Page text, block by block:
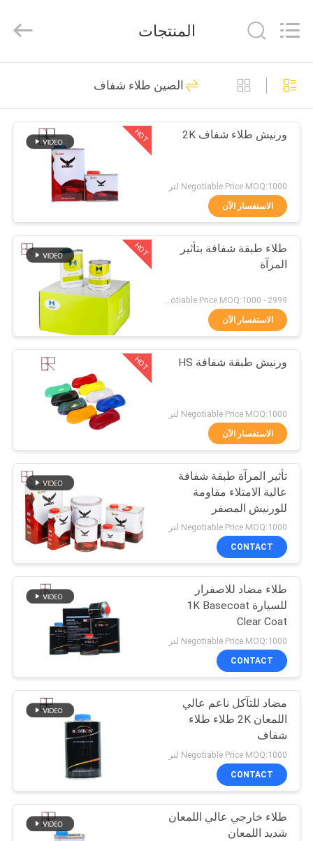
الصفحة
الرئيسية
منتجات
معلومات
جولة
المعمل
مراقبة
الجودة
اتصل
أخبار
اطلب
اقتباس
خريطة
الموقع
PRIVACY
POLICY
2025
Shenzhen
Supplies
Rights
Developed
ECER
طلاء السيارة
60
طلاء السيارات
32
إعادة طلاء السيارات
طلاء السيارة المعدني
51
دهان سيارات مختلط
جاهز
28
17
المنتجات
الصين طلاء شفاف
HOT ورنيش طلاء شفاف 2K
Negotiable Price MOQ:1000 لتر
الاستفسار الآن
HOT
طلاء طبقة شفافة بتأثير
المرآة
الاستفسار الآن
HOT ورنيش طبقة شفافة HS
Negotiable Price MOQ:1000 لتر
الاستفسار الآن
تأثير المرآة طبقة شفافة
عالية الامتلاء مقاومة
للورنيش المصفر
Negotiable Price MOQ:1000 لتر
CONTACT
طلاء مضاد للاصفرار
للسيارة 1K Basecoat
Clear Coat
Negotiable Price MOQ:1000 لتر
CONTACT
مضاد للتآكل ناعم عالي
اللمعان 2K طلاء طلاء
شفاف
Negotiable Price MOQ:1000 لتر
CONTACT
طلاء خارجي عالي اللمعان
شديد اللمعان